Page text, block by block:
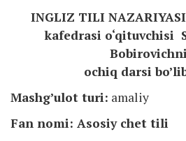
INGLIZ TILI
kafedrasi o‘qituvchisi
ochiq darsi
Mashgʼulot turi: amaliy
Fan nomi: Asosiy chet tili